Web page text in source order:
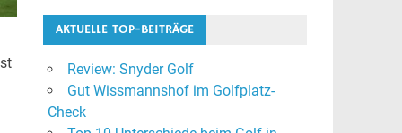
AKTUELLE TOP-BEITRÄGE
Review: Snyder Golf
Gut Wissmannshof im Golfplatz-
Check